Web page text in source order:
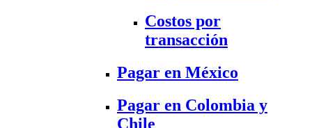
Costos por
transacción
Pagar en México
Pagar en Colombia y
Chile